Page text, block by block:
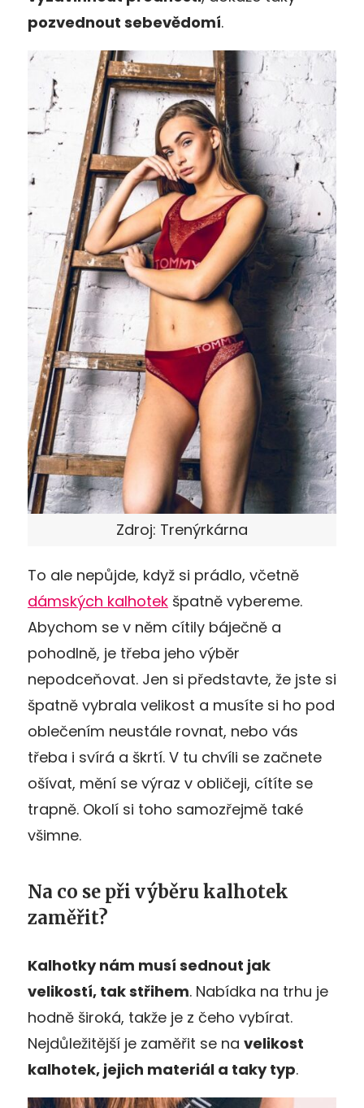
pozvednout sebevědomí.
Zdroj: Trenýrkárna
To ale nepůjde, když si prádlo, včetně
dámských kalhotek špatně vybereme.
Abychom se v něm cítily báječně a
pohodlně, je třeba jeho výběr
nepodceňovat. Jen si představte, že jste si
špatně vybrala velikost a musíte si ho pod
oblečením neustále rovnat, nebo vás
třeba i svírá a škrtí. V tu chvíli se začnete
ošívat, mění se výraz v obličeji, cítíte se
trapně. Okolí si toho samozřejmě také
všimne.
Na co se při výběru kalhotek
zaměřit?
Kalhotky nám musí sednout jak
velikostí, tak střihem. Nabídka na trhu je
hodně široká, takže je z čeho vybírat.
Nejdůležitější je zaměřit se na velikost
kalhotek, jejich materiál a taky typ.